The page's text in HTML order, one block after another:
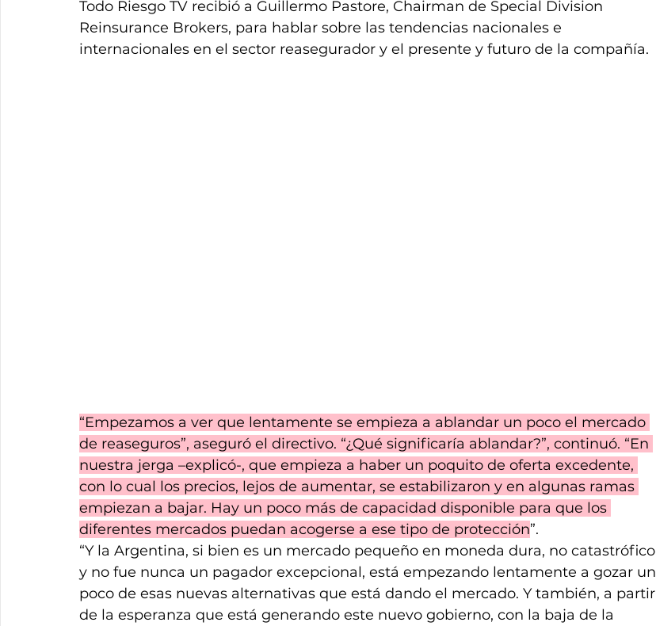
Todo Riesgo TV recibió a Guillermo Pastore, Chairman de Special Division
Reinsurance Brokers, para hablar sobre las tendencias nacionales e
internacionales en el sector reasegurador y el presente y futuro de la compañía.
“Empezamos a ver que lentamente se empieza a ablandar un poco el mercado
de reaseguros”, aseguró el directivo. “¿Qué significaría ablandar?”, continuó. “En
nuestra jerga –explicó-, que empieza a haber un poquito de oferta excedente,
con lo cual los precios, lejos de aumentar, se estabilizaron y en algunas ramas
empiezan a bajar. Hay un poco más de capacidad disponible para que los
diferentes mercados puedan acogerse a ese tipo de protección”.
“Y la Argentina, si bien es un mercado pequeño en moneda dura, no catastrófico
y no fue nunca un pagador excepcional, está empezando lentamente a gozar un
poco de esas nuevas alternativas que está dando el mercado. Y también, a partir
de la esperanza que está generando este nuevo gobierno, con la baja de la